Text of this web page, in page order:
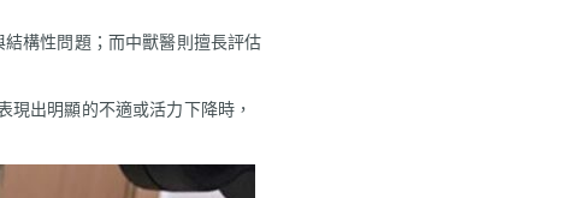
構性問題；而中獸醫則擅長評估
出明顯的不適或活力下降時，